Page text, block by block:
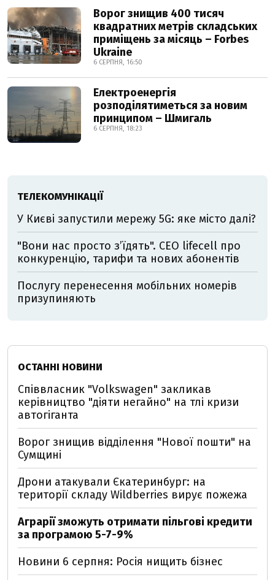
Ворог знищив 400 тисяч
квадратних метрів складських
приміщень за місяць – Forbes
Ukraine
6 СЕРПНЯ, 16:50
Електроенергія
розподілятиметься за новим
принципом – Шмигаль
6 СЕРПНЯ, 18:23
ТЕЛЕКОМУНІКАЦІЇ
У Києві запустили мережу 5G: яке місто далі?
"Вони нас просто з’їдять". CEO lifecell про
конкуренцію, тарифи та нових абонентів
Послугу перенесення мобільних номерів
призупиняють
ОСТАННІ НОВИНИ
Співвласник "Volkswagen" закликав
керівництво "діяти негайно" на тлі кризи
автогіганта
Ворог знищив відділення "Нової пошти" на
Сумщині
Дрони атакували Єкатеринбург: на
території складу Wildberries вирує пожежа
Аграрії зможуть отримати пільгові кредити
за програмою 5-7-9%
Новини 6 серпня: Росія нищить бізнес